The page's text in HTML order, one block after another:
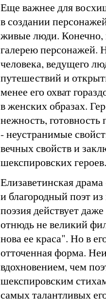
Еще важнее для
в создании
живые люди. Конечно,
галерею персонажей.
человека, ведущего
путешествий и
менее его охват
в женских образах.
нежность,
- неустранимые
вечных свойств и
шекспировских героев.
Елизаветинская
и благородный поэт из
поэзия действует
отнюдь не великий
нова ее краса". Но в
отточенная форма.
вдохновением, чем
шекспировским
самых талантливых